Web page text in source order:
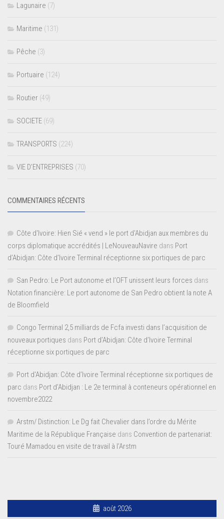
Lagunaire (7)
Maritime (131)
Pêche (3)
Portuaire (124)
Routier (49)
SOCIETE (69)
TRANSPORTS (224)
VIE D’ENTREPRISES (70)
COMMENTAIRES RÉCENTS
Côte d'Ivoire: Hien Sié « vend » le port d'Abidjan aux membres du
corps diplomatique accrédités | LeNouveauNavire dans Port
d’Abidjan: Côte d’Ivoire Terminal réceptionne six portiques de parc
San Pedro: Le Port autonome et l’OFT unissent leurs forces dans
Notation financière: Le port autonome de San Pedro obtient la note A
de Bloomfield
Congo Terminal 2,5 milliards de Fcfa investi dans l’acquisition de
nouveaux portiques dans Port d’Abidjan: Côte d’Ivoire Terminal
réceptionne six portiques de parc
Port d'Abidjan: Côte d’Ivoire Terminal réceptionne six portiques de
parc dans Port d’Abidjan : Le 2e terminal à conteneurs opérationnel en
novembre2022
Arstm/ Distinction: Le Dg fait Chevalier dans l’ordre du Mérite
Maritime de la République Française dans Convention de partenariat:
Touré Mamadou en visite de travail à l’Arstm
août 2026